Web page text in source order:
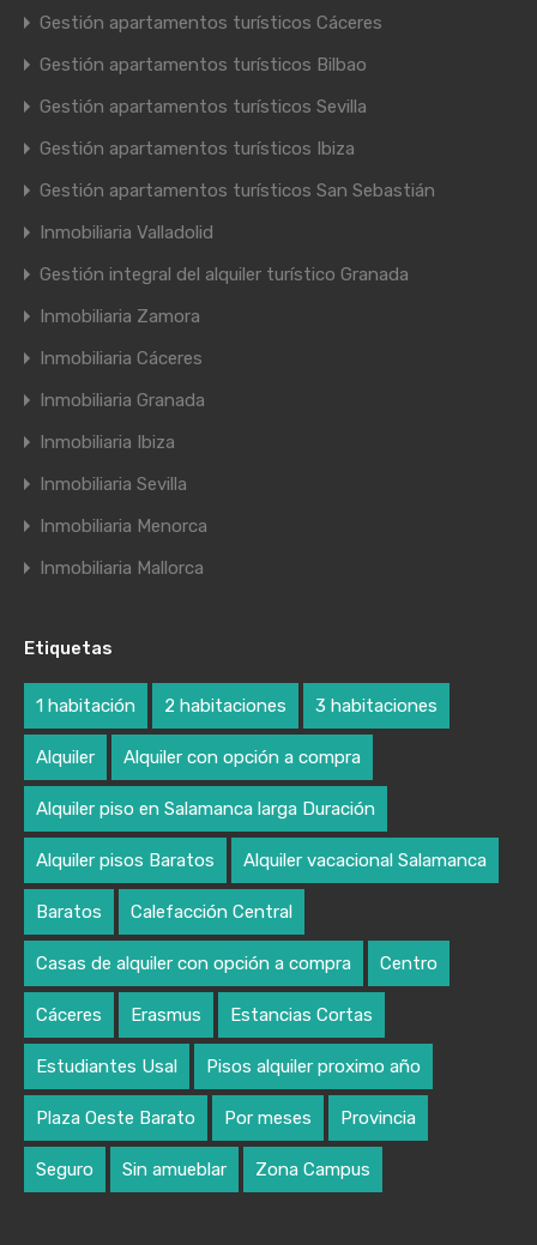
Gestión apartamentos turísticos Cáceres
Gestión apartamentos turísticos Bilbao
Gestión apartamentos turísticos Sevilla
Gestión apartamentos turísticos Ibiza
Gestión apartamentos turísticos San Sebastián
Inmobiliaria Valladolid
Gestión integral del alquiler turístico Granada
Inmobiliaria Zamora
Inmobiliaria Cáceres
Inmobiliaria Granada
Inmobiliaria Ibiza
Inmobiliaria Sevilla
Inmobiliaria Menorca
Inmobiliaria Mallorca
Etiquetas
1 habitación 2 habitaciones 3 habitaciones
Alquiler Alquiler con opción a compra
Alquiler piso en Salamanca larga Duración
Alquiler pisos Baratos Alquiler vacacional Salamanca
Baratos Calefacción Central
Casas de alquiler con opción a compra Centro
Cáceres Erasmus Estancias Cortas
Estudiantes Usal Pisos alquiler proximo año
Plaza Oeste Barato Por meses Provincia
Seguro Sin amueblar Zona Campus